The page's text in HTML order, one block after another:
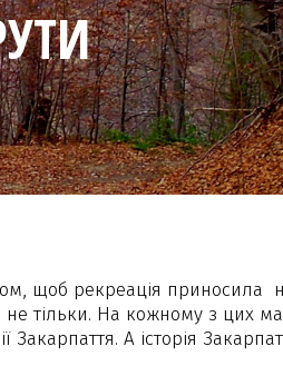
щоб рекреація приносила
тільки. На кожному з цих
Закарпаття. А історія